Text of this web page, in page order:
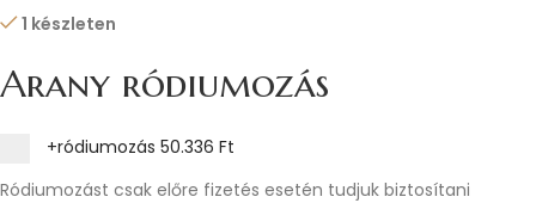
1 készleten
Arany ródiumozás
+ródiumozás 50.336 Ft
Ródiumozást csak előre fizetés esetén tudjuk biztosítani